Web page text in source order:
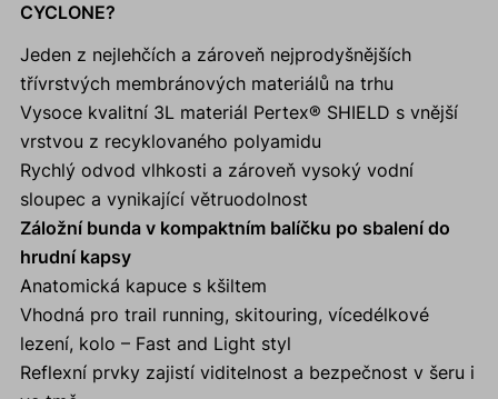
CYCLONE?
Jeden z nejlehčích a zároveň nejprodyšnějších
třívrstvých membránových materiálů na trhu
Vysoce kvalitní 3L materiál Pertex® SHIELD s vnější
vrstvou z recyklovaného polyamidu
Rychlý odvod vlhkosti a zároveň vysoký vodní
sloupec a vynikající větruodolnost
Záložní bunda v kompaktním balíčku po sbalení do
hrudní kapsy
Anatomická kapuce s kšiltem
Vhodná pro trail running, skitouring, vícedélkové
lezení, kolo – Fast and Light styl
Reflexní prvky zajistí viditelnost a bezpečnost v šeru i